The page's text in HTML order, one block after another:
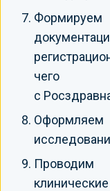
чего
с
Оформляем